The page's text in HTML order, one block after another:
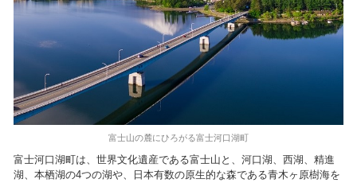
富士山の麓にひろがる富士河口湖町
富士河口湖町は、世界文化遺産である富士山と、河口湖、西湖、精進
湖、本栖湖の4つの湖や、日本有数の原生的な森である青木ヶ原樹海を